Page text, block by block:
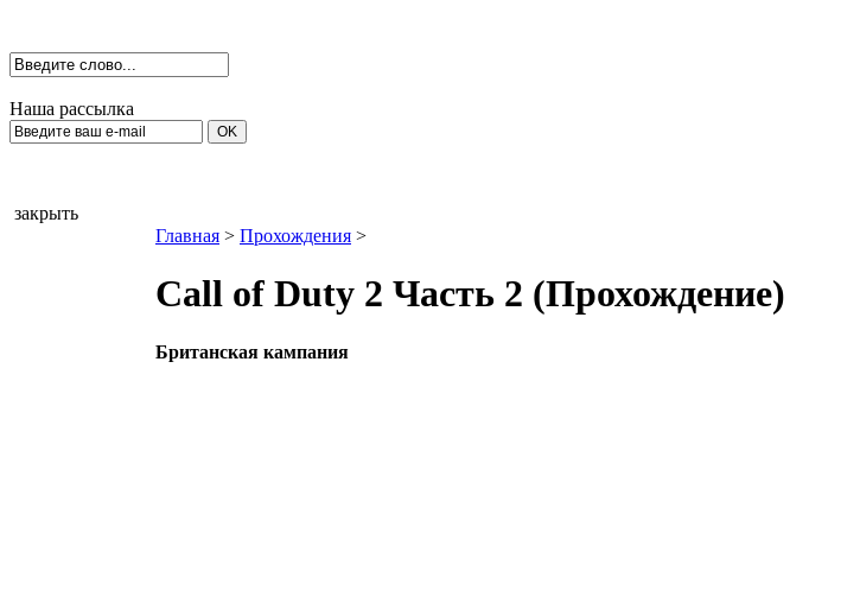
Наша рассылка
закрыть
Главная > Прохождения >
Call of Duty 2 Часть 2 (Прохождение)
Британская кампания